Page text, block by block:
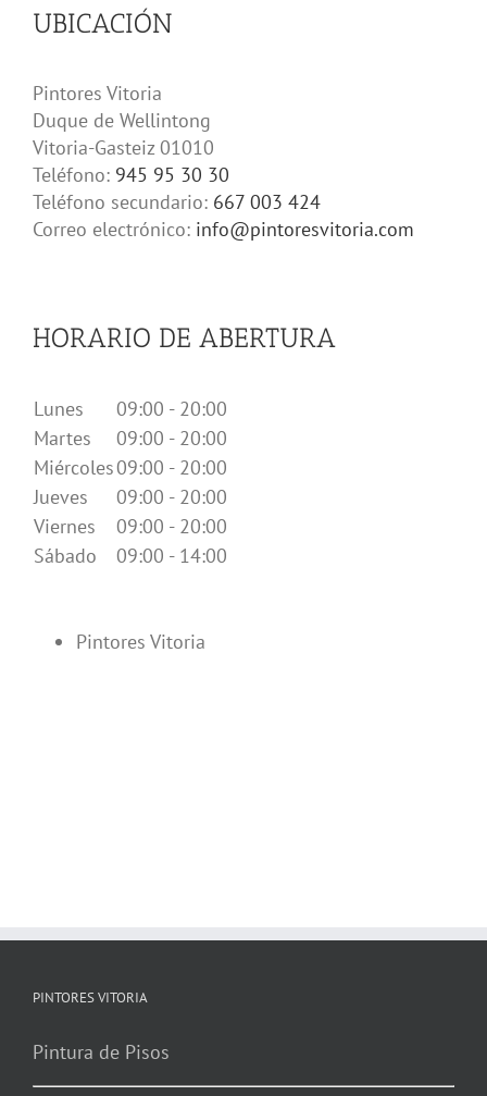
UBICACIÓN
Pintores Vitoria
Duque de Wellintong
Vitoria-Gasteiz 01010
Teléfono: 945 95 30 30
Teléfono secundario: 667 003 424
Correo electrónico: info@pintoresvitoria.com
HORARIO DE ABERTURA
Lunes
09:00 - 20:00
Martes
09:00 - 20:00
Miércoles09:00 - 20:00
Jueves
09:00 - 20:00
Viernes
09:00 - 20:00
Sábado
09:00 - 14:00
Pintores Vitoria
PINTORES VITORIA
Pintura de Pisos